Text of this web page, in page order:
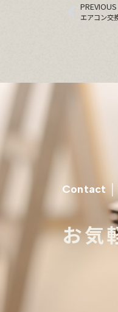
PREVIOUS
エアコン交
Contact │
お気